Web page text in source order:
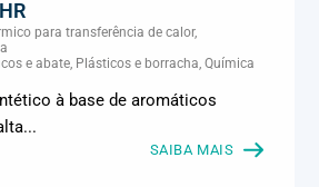
para transferência de calor,
e abate, Plásticos e borracha, Química
à base de aromáticos
SAIBA MAIS